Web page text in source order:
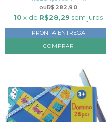
R$282,90
10 x de R$28,29 sem juros
PRONTA ENTREGA